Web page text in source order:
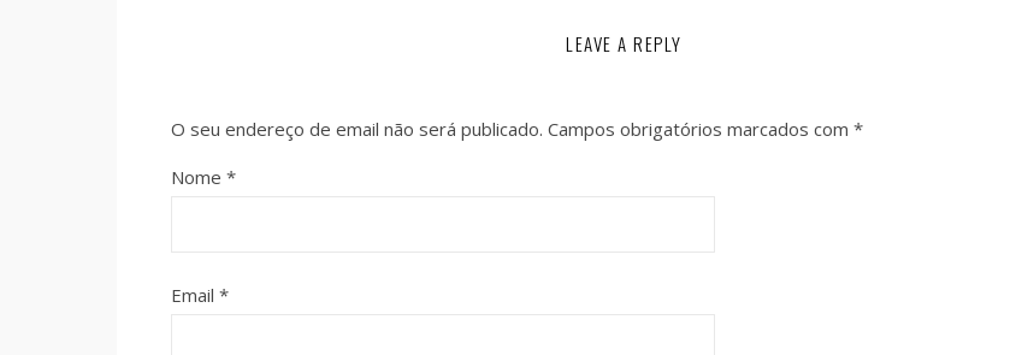
LEAVE A REPLY
O seu endereço de email não será publicado. Campos obrigatórios marcados com *
Nome *
Email *